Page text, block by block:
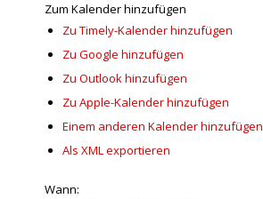
Zum Kalender hinzufügen
Zu Timely-Kalender hinzufügen
Zu Google hinzufügen
Zu Outlook hinzufügen
Zu Apple-Kalender hinzufügen
Einem anderen Kalender hinzufügen
Als XML exportieren
Wann: